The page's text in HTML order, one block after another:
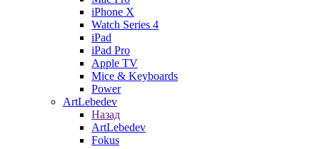
iPhone X
Watch Series 4
iPad
iPad Pro
Apple TV
Mice & Keyboards
Power
ArtLebedev
Назад
ArtLebedev
Fokus